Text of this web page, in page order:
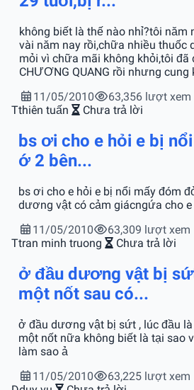
không biết là thế nào nhỉ?tôi năm
vài năm nay rồi,chữa nhiều thuốc
mỏi vì chữa mãi không khỏi,tôi đã
CHƯƠNG QUANG rồi nhưng
11/05/2010
63,356 lượt xem
Tthiên tuấn Chưa trả lời
bs ơi cho e hỏi e bị
ớ 2 bên...
bs ơi cho e hỏi e bị nổi mấy đóm
dương vật có cảm giácngứa cho e
11/05/2010
63,309 lượt xem
Ttran minh truong Chưa trả lời
ở đầu dương vật bị
một nốt sau có...
ở đầu dương vật bị sứt , lúc đầu
một nốt nữa không biết là tại sao
làm sao ả
11/05/2010
63,225 lượt xem